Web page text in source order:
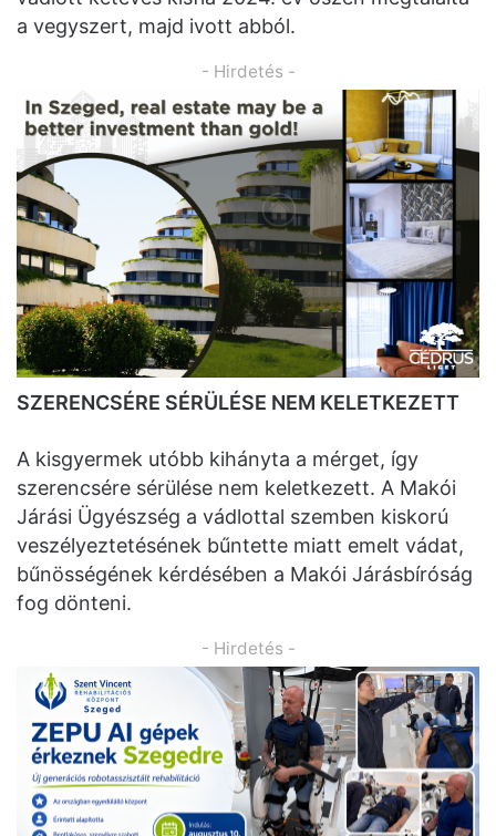
a vegyszert, majd ivott abból.
- Hirdetés -
SZERENCSÉRE SÉRÜLÉSE NEM KELETKEZETT
A kisgyermek utóbb kihányta a mérget, így
szerencsére sérülése nem keletkezett. A Makói
Járási Ügyészség a vádlottal szemben kiskorú
veszélyeztetésének bűntette miatt emelt vádat,
bűnösségének kérdésében a Makói Járásbíróság
fog dönteni.
- Hirdetés -